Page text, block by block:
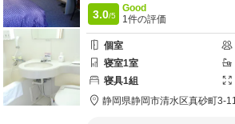
3.0/5
Good
1件の評価
個室
寝室1室
寝具1組
静岡県静岡市清水区真砂町3-